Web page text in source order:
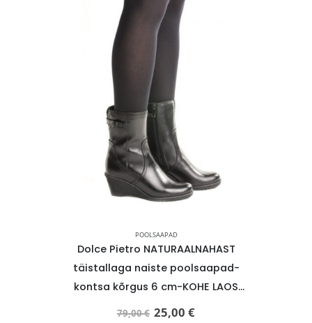
POOLSAAPAD
Dolce Pietro NATURAALNAHAST
täistallaga naiste poolsaapad-
kontsa kõrgus 6 cm-KOHE LAOS
VIIMANE PAAR suurus 36-SUPER HIND
79,00€ 25,00€